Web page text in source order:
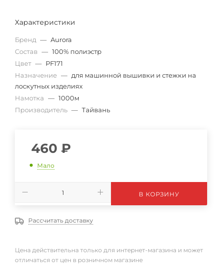
Характеристики
Бренд — Aurora
Состав — 100% полиэстр
Цвет — PF171
Назначение — для машинной вышивки и стежки на
лоскутных изделиях
Намотка — 1000м
Производитель — Тайвань
460 ₽
Мало
В КОРЗИНУ
Рассчитать доставку
Цена действительна только для интернет-магазина и может
отличаться от цен в розничном магазине